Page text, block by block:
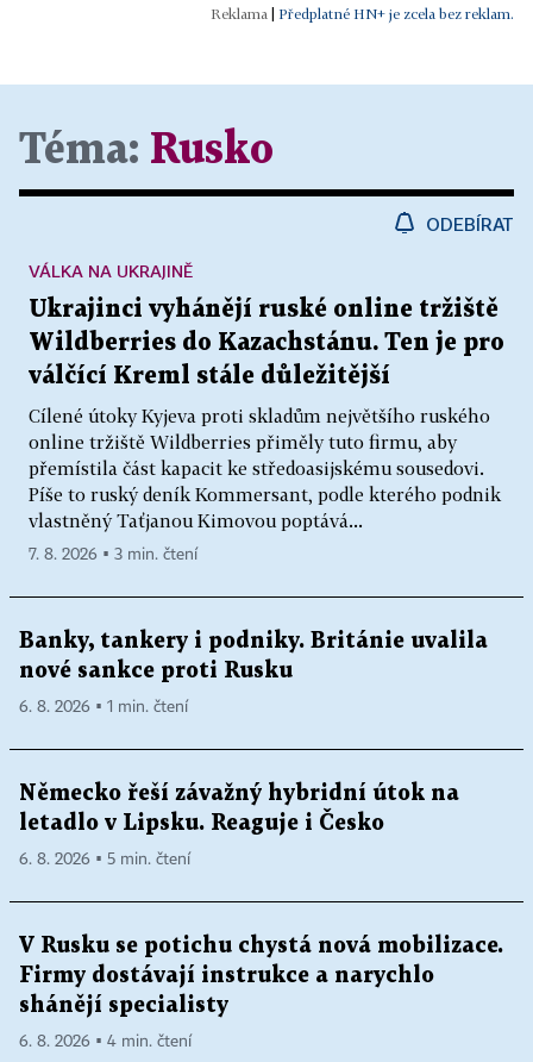
| Předplatné HN+ je zcela bez reklam.
Téma: Rusko
ODEBÍRAT
Ukrajinci vyhánějí ruské online tržiště
Wildberries do Kazachstánu. Ten je pro
válčící Kreml stále důležitější
Cílené útoky Kyjeva proti skladům největšího ruského
online tržiště Wildberries přiměly tuto firmu, aby
přemístila část kapacit ke středoasijskému sousedovi.
Píše to ruský deník Kommersant, podle kterého podnik
vlastněný Taťjanou Kimovou poptává...
VÁLKA NA UKRAJINĚ
7. 8. 2026 ▪ 3 min. čtení
Banky, tankery i podniky. Británie uvalila
nové sankce proti Rusku
6. 8. 2026 ▪ 1 min. čtení
Německo řeší závažný hybridní útok na
letadlo v Lipsku. Reaguje i Česko
6. 8. 2026 ▪ 5 min. čtení
V Rusku se potichu chystá nová mobilizace.
Firmy dostávají instrukce a narychlo
shánějí specialisty
6. 8. 2026 ▪ 4 min. čtení